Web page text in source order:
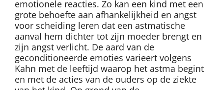
emotionele reacties. Zo kan een kind met een
grote behoefte aan afhankelijkheid en angst
voor scheiding leren dat een astmatische
aanval hem dichter tot zijn moeder brengt en
zijn angst verlicht. De aard van de
geconditioneerde emoties varieert volgens
Kahn met de leeftijd waarop het astma begint
en met de acties van de ouders op de ziekte